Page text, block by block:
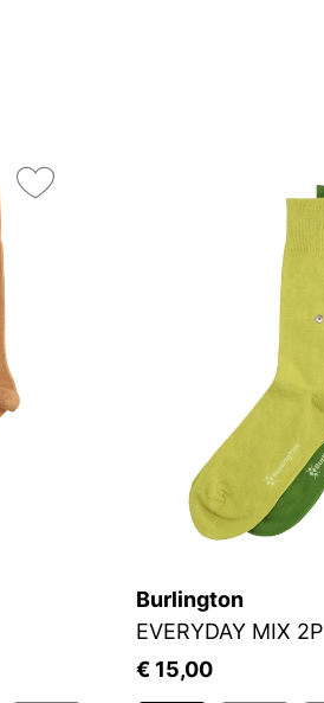
Burlington
EVERYDAY MIX 2P
€ 15,00